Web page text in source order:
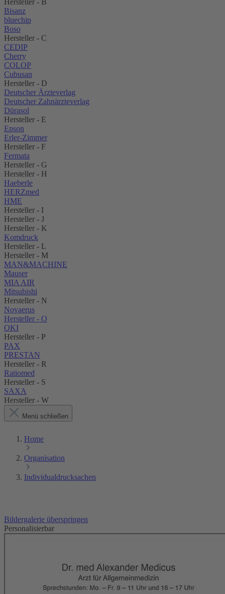
Hersteller - B
Bisanz
bluechip
Boso
Hersteller - C
CEDIP
Cherry
COLOP
Cubusan
Hersteller - D
Deutscher Ärzteverlag
Deutscher Zahnärzteverlag
Dürasol
Hersteller - E
Epson
Erler-Zimmer
Hersteller - F
Fermata
Hersteller - G
Hersteller - H
Haeberle
HERZmed
HME
Hersteller - I
Hersteller - J
Hersteller - K
Komdruck
Hersteller - L
Hersteller - M
MAN&MACHINE
Mauser
MIA AIR
Mitsubishi
Hersteller - N
Novaerus
Hersteller - O
OKI
Hersteller - P
PAX
PRESTAN
Hersteller - R
Ratiomed
Hersteller - S
SAXA
Hersteller - W
Menü schließen
Home
Organisation
Individualdrucksachen
Bildergalerie überspringen
Personalisierbar